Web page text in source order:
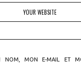
YOUR WEBSITE
NOM, MON E-MAIL ET